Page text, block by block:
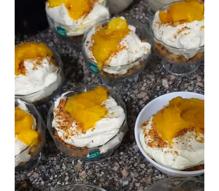
Google+
LinkedIn
Whatsapp
StumbleUpon
Tumblr
Pinterest